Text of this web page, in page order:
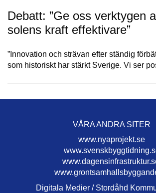
Debatt: ”Ge oss verktygen
solens kraft effektivare”
”Innovation och strävan efter ständig
som historiskt har stärkt Sverige. Vi ser
VÅRA ANDRA SITER
www.nyaprojekt.se
Digitala Medier / Stordåhd